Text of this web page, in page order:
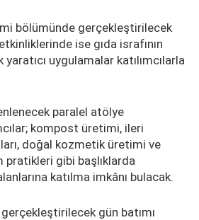
bölümünde gerçekleştirilecek
ise gıda israfının
uygulamalar katılımcılarla
paralel atölye
kompost üretimi, ileri
doğal kozmetik üretimi ve
pratikleri gibi başlıklarda
katılma imkânı bulacak.
gün batımı